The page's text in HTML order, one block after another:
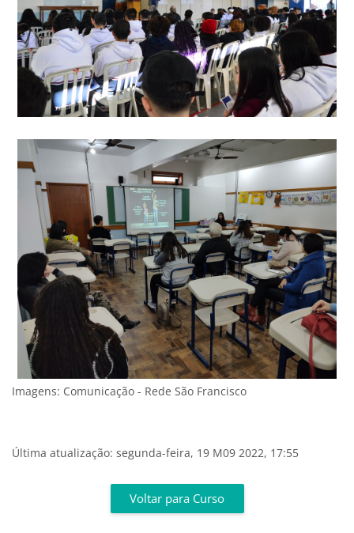
Imagens: Comunicação - Rede São Francisco
Última atualização: segunda-feira, 19 M09 2022, 17:55
Voltar para Curso